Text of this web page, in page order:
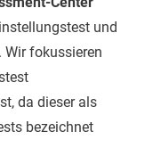
und
Wir fokussieren
da dieser als
bezeichnet